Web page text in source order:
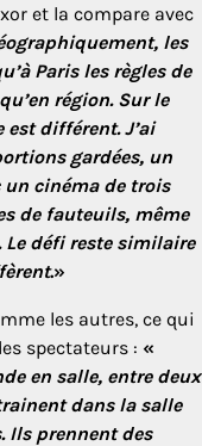
et la compare avec
les
Paris les règles de
région. Sur le
différent. J’ai
gardées, un
un cinéma de trois
de fauteuils, même
Le défi reste similaire
.»
les autres, ce qui
spectateurs : «
en salle, entre deux
dans la salle
Ils prennent des